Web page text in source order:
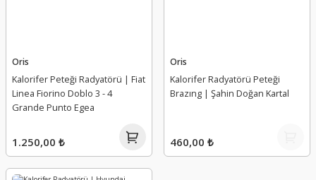
Oris
Kalorifer Peteği Radyatörü | Fiat
Linea Fiorino Doblo 3 - 4
Grande Punto Egea
1.250,00 ₺
Oris
Kalorifer Radyatörü Peteği
Brazıng | Şahin Doğan Kartal
460,00 ₺